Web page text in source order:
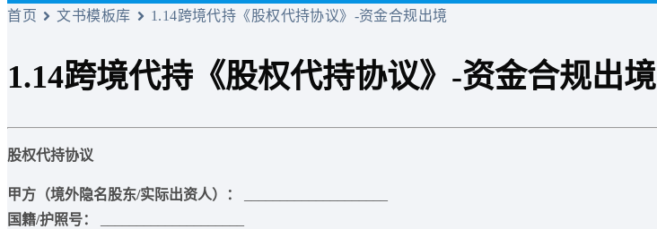
首页 文书模板库 1.14跨境代持《股权代持协议》-资金合规出境
1.14跨境代持《股权代持协议》-资金合规出境
股权代持协议
甲方（境外隐名股东/实际出资人）：
国籍/护照号：